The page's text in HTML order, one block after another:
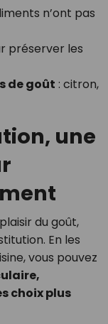
n’ont pas
préserver les
de goût : citron,
une
du goût,
En les
vous pouvez
choix plus